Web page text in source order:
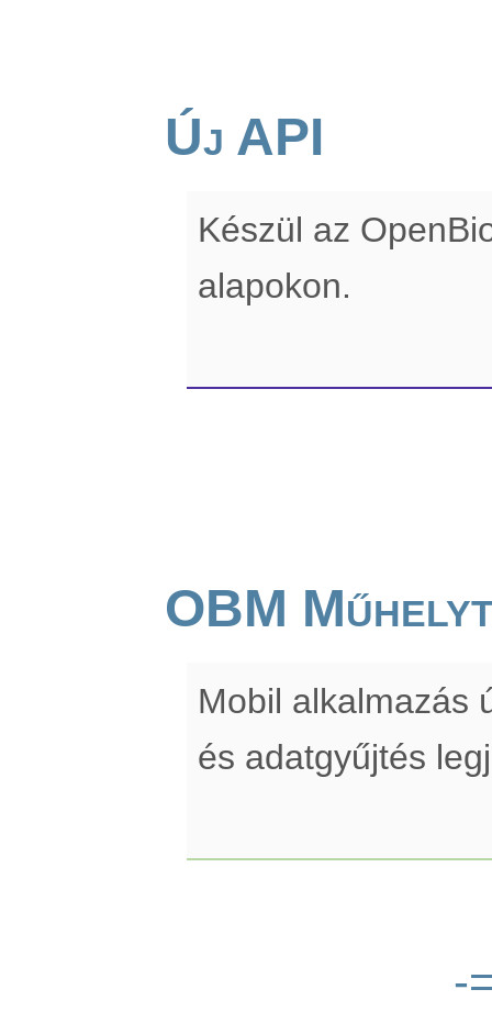
Új API
Készül az
alapokon.
OBM
Mobil alkalmazás
és adatgyűjtés
-